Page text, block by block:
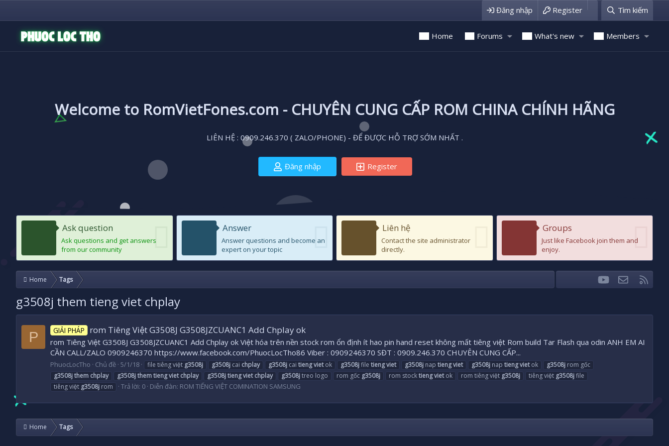
Đăng nhập Register Tìm kiếm
Home Forums What's new Members
Welcome to RomVietFones.com - CHUYÊN CUNG CẤP ROM CHINA CHÍNH HÃNG
LIÊN HỆ : 0909.246.370 ( ZALO/PHONE) - ĐỂ ĐƯỢC HỖ TRỢ SỚM NHẤT .
Đăng nhập Register
Ask question
Ask questions and get answers
from our community
Answer
Answer questions and become an
expert on your topic
Liên hệ
Contact the site administrator
directly.
Groups
Just like Facebook join them and
enjoy.
Home Tags FacebookTwitteryoutubeLiên hệ
g3508j them tieng viet chplay
P GIẢI PHÁP rom Tiêng Việt G3508J G3508JZCUANC1 Add Chplay ok
rom Tiêng Việt G3508J G3508JZCUANC1 Add Chplay ok Việt hóa trên nền stock rom ổn định ít hao pin hand reset không mất tiêng việt Rom build Tar Flash qua odin ANH EM AI
CẦN CALL/ZALO 0909246370 https://www.facebook.com/PhuocLocTho86 Viber : 0909246370 SĐT : 0909.246.370 CHUYÊN CUNG CẤP...
PhuocLocTho Chủ đề 5/1/18 file tiêng việt g3508j g3508j cai chplay g3508j cai tiengvietok g3508jfile tiengviet g3508j nap tiengviet g3508j nap tiengvietok g3508j rom gốc
g3508jthem chplay g3508jthemtiengviet chplay g3508jtiengviet chplay g3508jtreo logo rom gốc g3508j rom stocktiengvietok rom tiêng việt g3508j tiêng việt g3508jfile
tiêng việt g3508j rom Trả lời: 0 Diễn đàn: ROM TIẾNG VIỆT COMINATION SAMSUNG
Home Tags